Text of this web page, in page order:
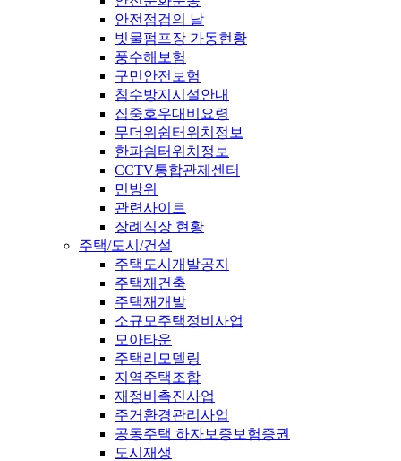
안전점검의 날
빗물펌프장 가동현황
풍수해보험
구민안전보험
침수방지시설안내
집중호우대비요령
무더위쉼터위치정보
한파쉼터위치정보
CCTV통합관제센터
민방위
관련사이트
장례식장 현황
주택/도시/건설
주택도시개발공지
주택재건축
주택재개발
소규모주택정비사업
모아타운
주택리모델링
지역주택조합
재정비촉진사업
주거환경관리사업
공동주택 하자보증보험증권
도시재생